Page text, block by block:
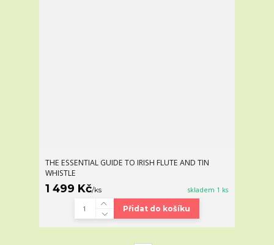
THE ESSENTIAL GUIDE TO IRISH FLUTE AND TIN
WHISTLE
1 499 Kč/ks skladem 1 ks
Přidat do košíku